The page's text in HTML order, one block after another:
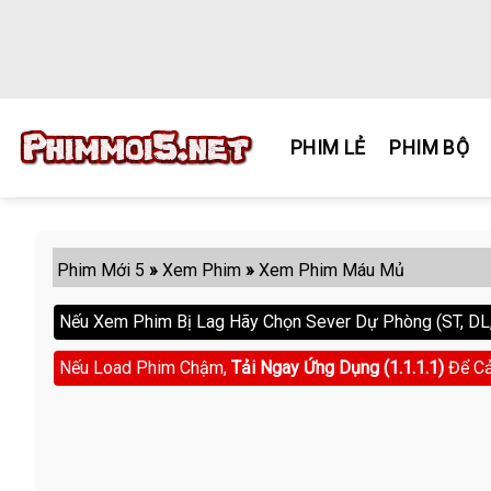
PHIM LẺ PHIM BỘ
Phim Mới 5 » Xem Phim » Xem Phim Máu Mủ
Nếu Xem Phim Bị Lag Hãy Chọn Sever Dự Phòng (ST,
Nếu Load Phim Chậm, Tải Ngay Ứng Dụng (1.1.1.1) Để